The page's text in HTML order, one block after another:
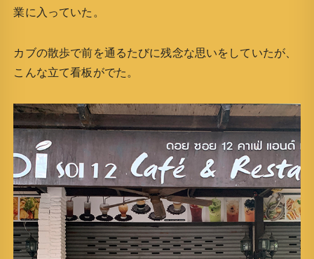
業に入っていた。
カブの散歩で前を通るたびに残念な思いをしていたが、
こんな立て看板がでた。